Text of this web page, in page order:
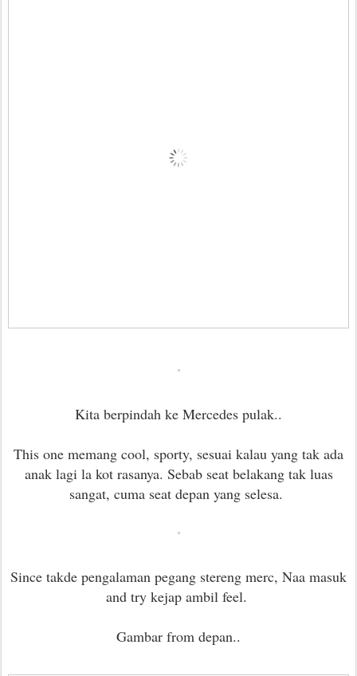
Kita berpindah ke Mercedes pulak..
This one memang cool, sporty, sesuai kalau yang tak ada
anak lagi la kot rasanya. Sebab seat belakang tak luas
sangat, cuma seat depan yang selesa.
Since takde pengalaman pegang stereng merc, Naa masuk
and try kejap ambil feel.
Gambar from depan..